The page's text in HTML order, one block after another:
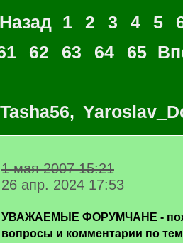
1 2 3 4 5
62 63 64 65
Tasha56,
1 мая 2007 15:21
26 апр. 2024 17:53
УВАЖАЕМЫЕ ФОРУМЧАНЕ -
вопросы и комментарии по